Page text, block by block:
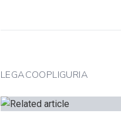
LEGACOOPLIGURIA